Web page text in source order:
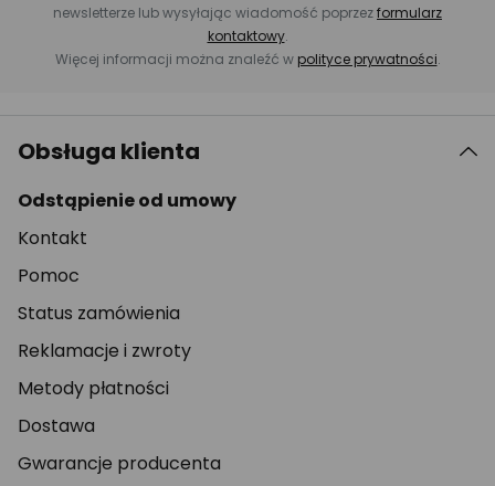
newsletterze lub wysyłając wiadomość poprzezformularz
kontaktowy.
Więcej informacji można znaleźć w polityce prywatności.
Obsługa klienta
Odstąpienie od umowy
Kontakt
Pomoc
Status zamówienia
Reklamacje i zwroty
Metody płatności
Dostawa
Gwarancje producenta